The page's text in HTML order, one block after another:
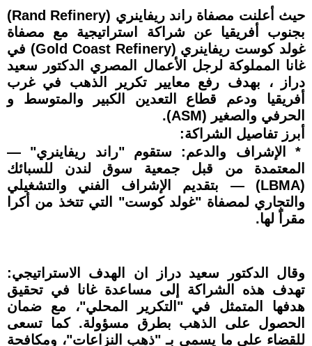
حيث أعلنت مصفاة راند ريفاينري (Rand Refinery)
بجنوب أفريقيا عن شراكة استراتيجية مع مصفاة
غولد كوست ريفاينري (Gold Coast Refinery) في
غانا المملوكة لرجل الأعمال المصري الدكتور سعيد
دراز ، بهدف رفع معايير تكرير الذهب في غرب
أفريقيا ودعم قطاع التعدين الكبير والمتوسط و
الحرفي والصغير (ASM).
أبرز تفاصيل الشراكة:
* الإشراف والدعم: ستقوم "راند ريفاينري" —
المعتمدة من قبل جمعية سوق لندن للسبائك
(LBMA) — بتقديم الإشراف الفني والتشغيلي
والتجاري لمصفاة "غولد كوست" التي تتخذ من أكرا
مقراً لها.
وقال الدكتور سعيد دراز ان الهدف الاستراتيجي:
تهدف هذه الشراكة إلى مساعدة غانا في تحقيق
هدفها المتمثل في "التكرير المحلي"، مع ضمان
الحصول على الذهب بطرق مسؤولة. كما تسعى
للقضاء على ما يسمى بـ "ذهب النزاعات"، ومكافحة